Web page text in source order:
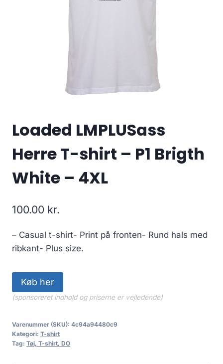
Loaded LMPLUSass
Herre T-shirt – P1 Brigth
White – 4XL
100.00 kr.
– Casual t-shirt- Print på fronten- Rund hals med
ribkant- Plus size.
Køb her
(sponsoreret indhold og priserne er vejledende)
Varenummer (SKU): 4c94a94480c9
Kategori: T-shirt
Tag: Tøj, T-shirt, DO